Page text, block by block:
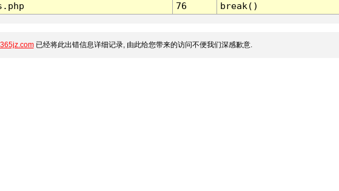
76 break()
已经将此出错信息详细记录, 由此给您带来的访问不便我们深感歉意.